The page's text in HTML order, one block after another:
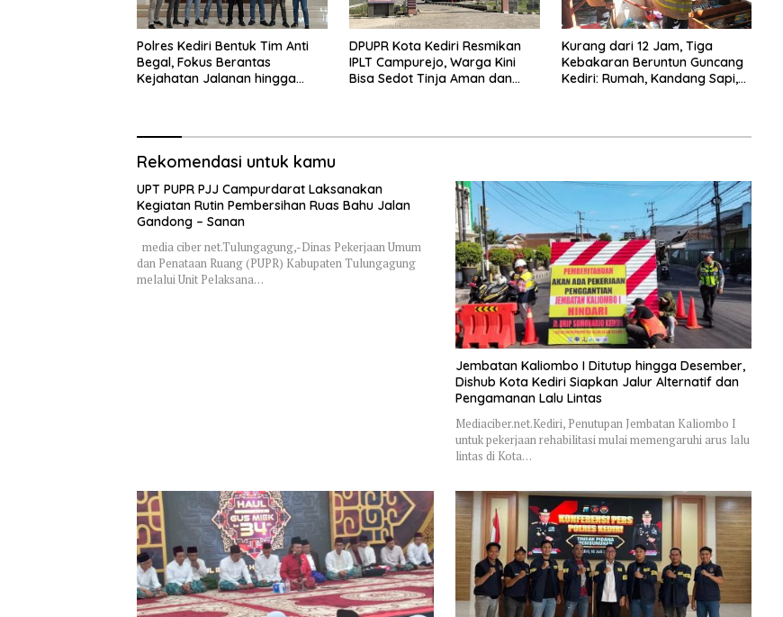
Polres Kediri Bentuk Tim Anti
Begal, Fokus Berantas
Kejahatan Jalanan hingga
DPUPR Kota Kediri Resmikan
IPLT Campurejo, Warga Kini
Bisa Sedot Tinja Aman dan
Kurang dari 12 Jam, Tiga
Kebakaran Beruntun Guncang
Kediri: Rumah, Kandang Sapi,
Rekomendasi untuk kamu
UPT PUPR PJJ Campurdarat Laksanakan
Kegiatan Rutin Pembersihan Ruas Bahu Jalan
Gandong – Sanan
media ciber net.Tulungagung,-Dinas Pekerjaan Umum
dan Penataan Ruang (PUPR) Kabupaten Tulungagung
melalui Unit Pelaksana…
Jembatan Kaliombo I Ditutup hingga Desember,
Dishub Kota Kediri Siapkan Jalur Alternatif dan
Pengamanan Lalu Lintas
Mediaciber.net.Kediri, Penutupan Jembatan Kaliombo I
untuk pekerjaan rehabilitasi mulai memengaruhi arus lalu
lintas di Kota…